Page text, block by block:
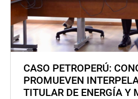
CASO PETROPERÚ:
PROMUEVEN
TITULAR DE ENERGÍA Y